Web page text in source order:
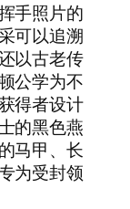
手照片的
可以追溯
以古老传
公学为不
得者设计
的黑色燕
马甲、长
为受封领